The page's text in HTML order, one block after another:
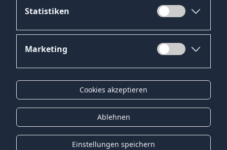
Statistiken
Marketing
Cookies akzeptieren
Ablehnen
Einstellungen speichern
Datenschutz
Impressum
Kontakt
Gender-Hinweis
© 2026 Onyx Consulting GmbH